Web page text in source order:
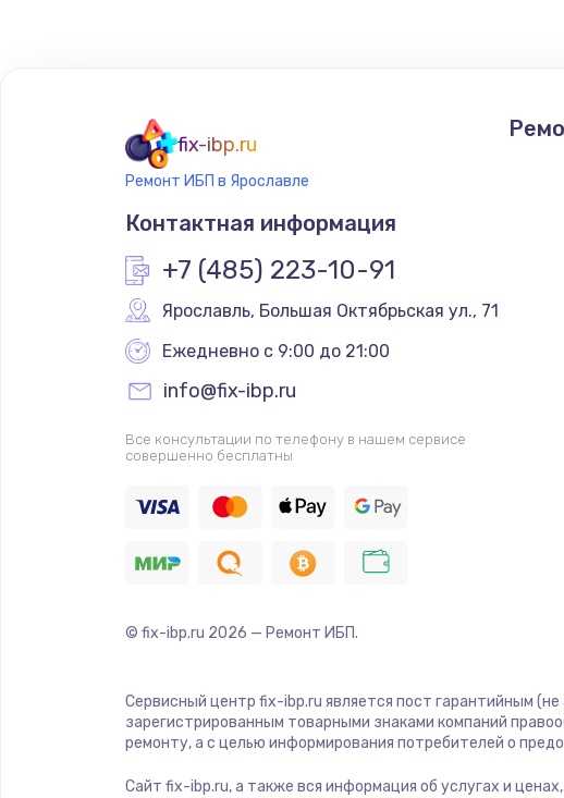
fix-ibp.ru
Ремонт ИБП в Ярославле
Контактная информация
+7 (485) 223-10-91
Ярославль, Большая Октябрьская ул., 71
Ежедневно с 9:00 до 21:00
info@fix-ibp.ru
Все консультации по телефону в нашем сервисе
совершенно бесплатны
© fix-ibp.ru 2026 — Ремонт ИБП.
Сервисный центр fix-ibp.ru является пост гарантийным
зарегистрированным товарными знаками компаний
ремонту, а с целью информирования потребителей о
Сайт fix-ibp.ru, а также вся информация об услугах и